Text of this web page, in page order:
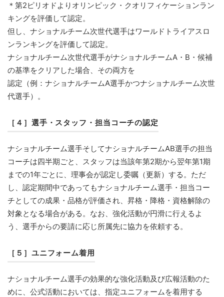
＊第2ピリオドよりオリンピック・クオリフィケーションラン
キングを評価して認定。
但し、ナショナルチーム次世代選手はワールドトライアスロ
ンランキングを評価して認定。
ナショナルチーム次世代選手がナショナルチームA・B・候補
の基準をクリアした場合、その両方を
認定（例：ナショナルチームA選手かつナショナルチーム次世
代選手）。
［４］選手・スタッフ・担当コーチの認定
ナショナルチーム選手そしてナショナルチームAB選手の担当
コーチは四半期ごと、スタッフは当該年第2期から翌年第1期
までの1年ごとに、理事会が認定し委嘱（更新）する。ただ
し、認定期間中であってもナショナルチーム選手・担当コー
チとしての成果・品格が評価され、昇格・降格・資格解除の
対象となる場合がある。なお、強化活動が円滑に行えるよ
う、選手からの要請に応じ所属先に協力を依頼する。
［５］ユニフォーム着用
ナショナルチーム選手の効果的な強化活動及び広報活動のた
めに、公式活動においては、指定ユニフォームを着用する